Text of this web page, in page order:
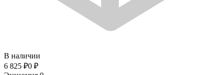
В наличии
6 825 ₽0 ₽